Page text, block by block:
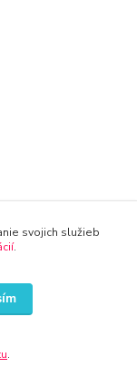
svojich služieb
.
.